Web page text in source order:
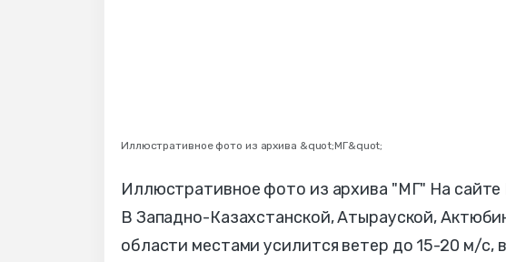
Иллюстративное фото из архива &quot;МГ&quot;
Иллюстративное фото из архива "МГ" На сайте
В Западно-Казахстанской, Атырауской,
области местами усилится ветер до 15-20 м/с,